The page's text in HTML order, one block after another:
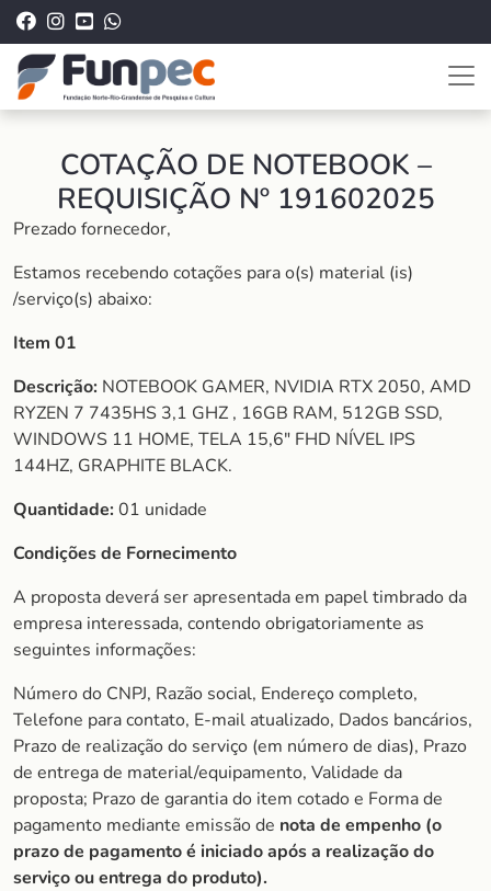
COTAÇÃO DE NOTEBOOK –
REQUISIÇÃO Nº 191602025
Prezado fornecedor,
Estamos recebendo cotações para o(s) material (is)
/serviço(s) abaixo:
Item 01
Descrição: NOTEBOOK GAMER, NVIDIA RTX 2050, AMD
RYZEN 7 7435HS 3,1 GHZ , 16GB RAM, 512GB SSD,
WINDOWS 11 HOME, TELA 15,6″ FHD NÍVEL IPS
144HZ, GRAPHITE BLACK.
Quantidade:01 unidade
Condições de Fornecimento
A proposta deverá ser apresentada em papel timbrado da
empresa interessada, contendo obrigatoriamente as
seguintes informações:
Número do CNPJ, Razão social, Endereço completo,
Telefone para contato, E-mail atualizado, Dados bancários,
Prazo de realização do serviço (em número de dias), Prazo
de entrega de material/equipamento, Validade da
proposta; Prazo de garantia do item cotado e Forma de
pagamento mediante emissão de nota de empenho (o
prazo de pagamento é iniciado após a realização do
serviço ou entrega do produto).